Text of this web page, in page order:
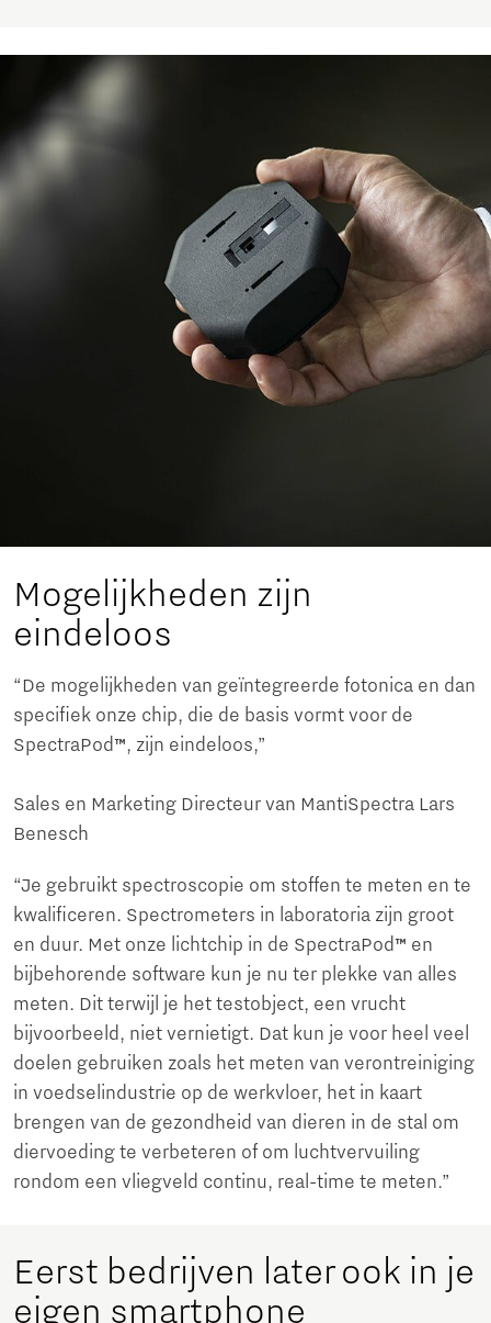
Mogelijkheden zijn
eindeloos
“De mogelijkheden van geïntegreerde fotonica en dan
specifiek onze chip, die de basis vormt voor de
SpectraPod™, zijn eindeloos,”
Sales en Marketing Directeur van MantiSpectra Lars
Benesch
“Je gebruikt spectroscopie om stoffen te meten en te
kwalificeren. Spectrometers in laboratoria zijn groot
en duur. Met onze lichtchip in de SpectraPod™ en
bijbehorende software kun je nu ter plekke van alles
meten. Dit terwijl je het testobject, een vrucht
bijvoorbeeld, niet vernietigt. Dat kun je voor heel veel
doelen gebruiken zoals het meten van verontreiniging
in voedselindustrie op de werkvloer, het in kaart
brengen van de gezondheid van dieren in de stal om
diervoeding te verbeteren of om luchtvervuiling
rondom een vliegveld continu, real-time te meten.”
Eerst bedrijven later ook in je
eigen smartphone